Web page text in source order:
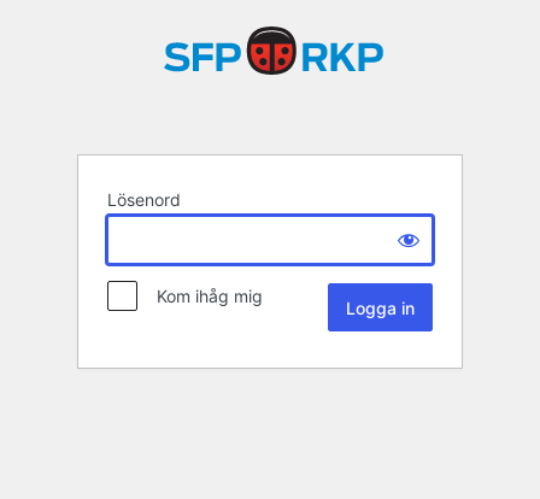
Lösenord
Kom ihåg mig